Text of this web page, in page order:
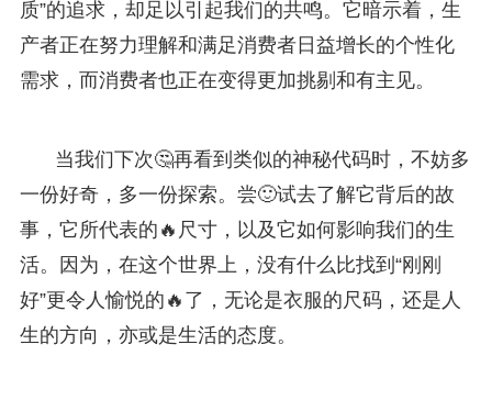
质”的追求，却足以引起我们的共鸣。它暗示着，生
产者正在努力理解和满足消费者日益增长的个性化
需求，而消费者也正在变得更加挑剔和有主见。
当我们下次🤔再看到类似的神秘代码时，不妨多
一份好奇，多一份探索。尝🙂试去了解它背后的故
事，它所代表的🔥尺寸，以及它如何影响我们的生
活。因为，在这个世界上，没有什么比找到“刚刚
好”更令人愉悦的🔥了，无论是衣服的尺码，还是人
生的方向，亦或是生活的态度。